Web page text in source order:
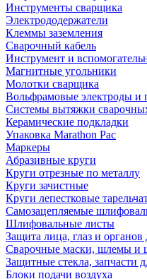
Инструменты сварщика
Электрододержатели
Клеммы заземления
Сварочный кабель
Инструмент и
Магнитные угольники
Молотки сварщика
Вольфрамовые электроды и
Системы вытяжки
Керамические подкладки
Упаковка Marathon Pac
Маркеры
Абразивные круги
Круги отрезные по металлу
Круги зачистные
Круги лепестковые
Самозацепляемые
Шлифовальные листы
Защита лица, глаз и
Сварочные маски, шлемы и
Защитные стекла, запчасти
Блоки подачи воздуха